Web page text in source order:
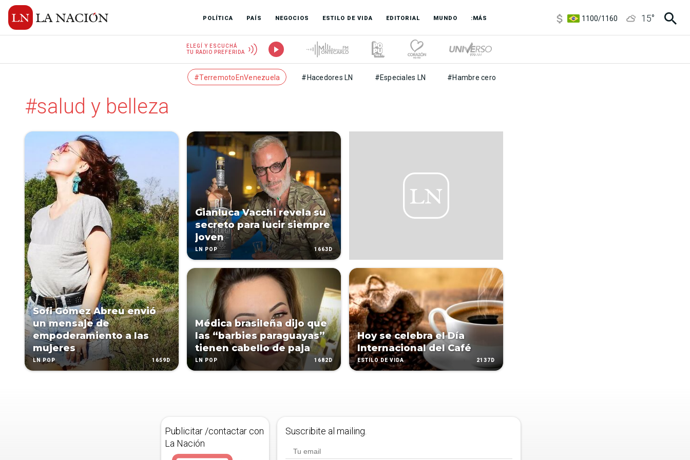
POLÍTICA PAÍS NEGOCIOS ESTILO DE VIDA EDITORIAL MUNDO :MÁS
1100/1160
15°
ELEGÍ Y ESCUCHÁ
TU RADIO PREFERIDA
#TerremotoEnVenezuela #Hacedores LN #Especiales LN #Hambre cero
#salud y belleza
Sofi Gómez Abreu envió
un mensaje de
empoderamiento a las
mujeres
LN POP 1659D
Gianluca Vacchi revela su
secreto para lucir siempre
joven
LN POP 1663D
Médica brasileña dijo que
las “barbies paraguayas”
tienen cabello de paja
LN POP 1682D
Hoy se celebra el Día
Internacional del Café
ESTILO DE VIDA 2137D
Publicitar /contactar con
La Nación
Suscribite al mailing.